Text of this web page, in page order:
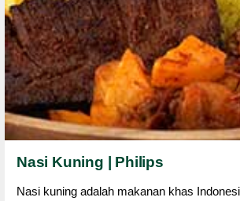
Nasi Kuning | Philips
Nasi kuning adalah makanan khas